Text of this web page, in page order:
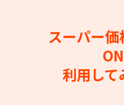
スーパー価
利用して